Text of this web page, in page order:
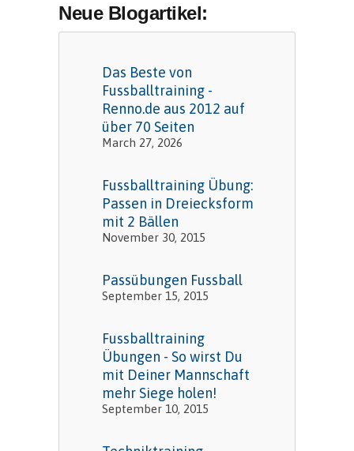
Neue Blogartikel:
Das Beste von
Fussballtraining -
Renno.de aus 2012 auf
über 70 Seiten
March 27, 2026
Fussballtraining Übung:
Passen in Dreiecksform
mit 2 Bällen
November 30, 2015
Passübungen Fussball
September 15, 2015
Fussballtraining
Übungen - So wirst Du
mit Deiner Mannschaft
mehr Siege holen!
September 10, 2015